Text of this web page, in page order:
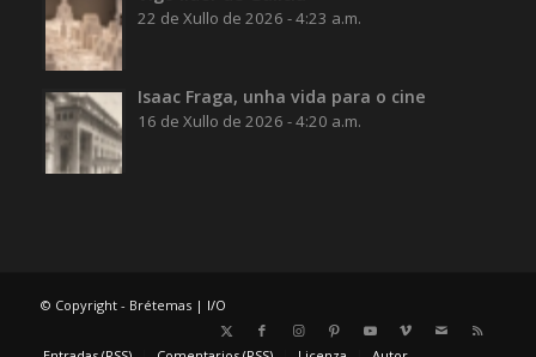
22 de Xullo de 2026 - 4:23 a.m.
Isaac Fraga, unha vida para o cine
16 de Xullo de 2026 - 4:20 a.m.
© Copyright - Brétemas | I/O